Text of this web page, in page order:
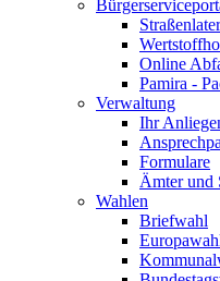
Online
Pamira -
Verwaltung
Ihr
Formulare
Ämter und
Wahlen
Briefwahl